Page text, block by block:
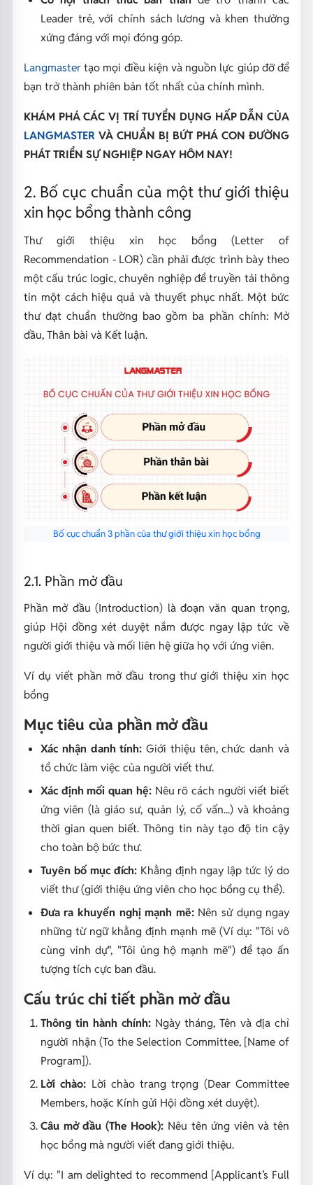
Leader trẻ, với chính sách lương và khen thưởng
xứng đáng với mọi đóng góp.
Langmastertạo mọi điều kiện và nguồn lực giúp đỡ để
bạn trở thành phiên bản tốt nhất của chính mình.
KHÁM PHÁ CÁC VỊ TRÍ TUYỂN DỤNG HẤP DẪN CỦA
LANGMASTER VÀ CHUẨN BỊ BỨT PHÁ CON ĐƯỜNG
PHÁT TRIỂN SỰ NGHIỆP NGAY HÔM NAY!
2. Bố cục chuẩn của một thư giới thiệu
xin học bổng thành công
Thư giới thiệu xin học bổng (Letter of
Recommendation - LOR) cần phải được trình bày theo
một cấu trúc logic, chuyên nghiệp để truyền tải thông
tin một cách hiệu quả và thuyết phục nhất. Một bức
thư đạt chuẩn thường bao gồm ba phần chính: Mở
đầu, Thân bài và Kết luận.
Bố cục chuẩn 3 phần của thư giới thiệu xin học bổng
2.1. Phần mở đầu
Phần mở đầu (Introduction) là đoạn văn quan trọng,
giúp Hội đồng xét duyệt nắm được ngay lập tức về
người giới thiệu và mối liên hệ giữa họ với ứng viên.
Ví dụ viết phần mở đầu trong thư giới thiệu xin học
bổng
Mục tiêu của phần mở đầu
Xác nhận danh tính: Giới thiệu tên, chức danh và
tổ chức làm việc của người viết thư.
Xác định mối quan hệ:Nêu rõ cách người viết biết
ứng viên (là giáo sư, quản lý, cố vấn...) và khoảng
thời gian quen biết. Thông tin này tạo độ tin cậy
cho toàn bộ bức thư.
Tuyên bố mục đích:Khẳng định ngay lập tức lý do
viết thư (giới thiệu ứng viên cho học bổng cụ thể).
Đưa ra khuyến nghị mạnh mẽ:Nên sử dụng ngay
những từ ngữ khẳng định mạnh mẽ (Ví dụ: "Tôi vô
cùng vinh dự", "Tôi ủng hộ mạnh mẽ") để tạo ấn
tượng tích cực ban đầu.
Cấu trúc chi tiết phần mở đầu
Thông tin hành chính:Ngày tháng, Tên và địa chỉ
người nhận (To the Selection Committee, [Name of
Program]).
Lời chào: Lời chào trang trọng (Dear Committee
Members,hoặc Kính gửi Hội đồng xét duyệt).
Câu mở đầu (The Hook): Nêu tên ứng viên và tên
học bổng mà người viết đang giới thiệu.
Ví dụ: "I am delighted to recommend [Applicant’s Full